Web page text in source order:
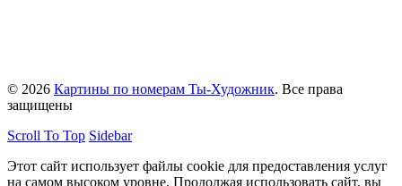
© 2026 Картины по номерам Ты-Художник. Все права
защищены
Scroll To Top Sidebar
Этот сайт использует файлы cookie для предоставления услуг
на самом высоком уровне. Продолжая использовать сайт, вы